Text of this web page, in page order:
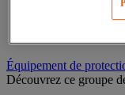
Box de stockage
Bac de rétention
Équipement de
Découvrez ce groupe